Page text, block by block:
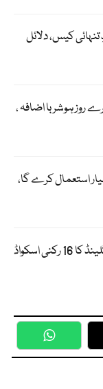
تنہائی کیس، دلائل
ہوشربا اضافہ ،
استعمال کرے گا،
پاکستان کیخلاف ٹیسٹ سیریز ، انگلینڈ کا 16 رکنی اسکواڈ
WhatsApp